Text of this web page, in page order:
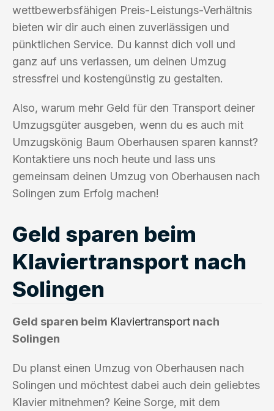
wettbewerbsfähigen Preis-Leistungs-Verhältnis
bieten wir dir auch einen zuverlässigen und
pünktlichen Service. Du kannst dich voll und
ganz auf uns verlassen, um deinen Umzug
stressfrei und kostengünstig zu gestalten.
Also, warum mehr Geld für den Transport deiner
Umzugsgüter ausgeben, wenn du es auch mit
Umzugskönig Baum Oberhausen sparen kannst?
Kontaktiere uns noch heute und lass uns
gemeinsam deinen Umzug von Oberhausen nach
Solingen zum Erfolg machen!
Geld sparen beim
Klaviertransport nach
Solingen
Geld sparen beim Klaviertransport nach
Solingen
Du planst einen Umzug von Oberhausen nach
Solingen und möchtest dabei auch dein geliebtes
Klavier mitnehmen? Keine Sorge, mit dem